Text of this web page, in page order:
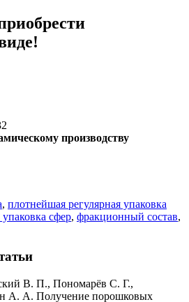
производству
, плотнейшая регулярная упаковка
сфер, фракционный состав,